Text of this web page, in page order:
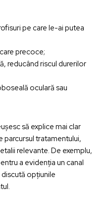
pe care le-ai putea
precoce;
reducând riscul durerilor
oculară sau
să explice mai clar
parcursul tratamentului,
relevante. De exemplu,
a evidenția un canal
opțiunile